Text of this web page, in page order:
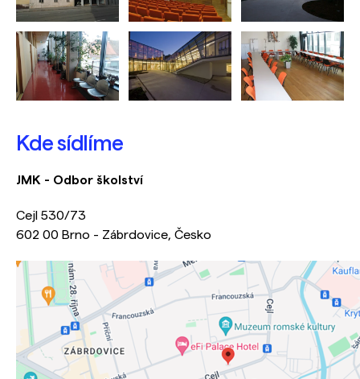
Kde sídlíme
JMK - Odbor školství
Cejl 530/73
602 00 Brno - Zábrdovice, Česko